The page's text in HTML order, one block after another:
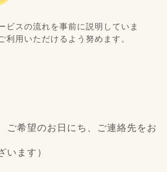
ビスの流れを事前に説明していま
用いただけるよう努めます。
ご希望のお日にち、ご連絡先をお
ます）